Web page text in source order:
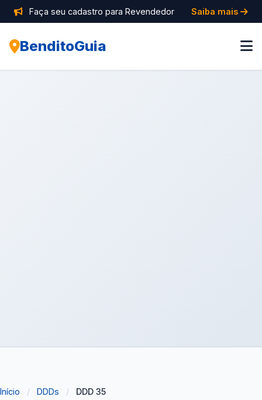
Faça seu cadastro para Revendedor Saiba mais
BenditoGuia
Início / DDDs / DDD 35